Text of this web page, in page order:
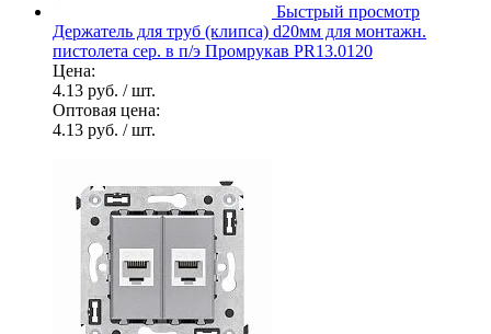
Быстрый просмотр
Держатель для труб (клипса) d20мм для монтажн.
пистолета сер. в п/э Промрукав PR13.0120
Цена:
4.13 руб. / шт.
Оптовая цена:
4.13 руб. / шт.